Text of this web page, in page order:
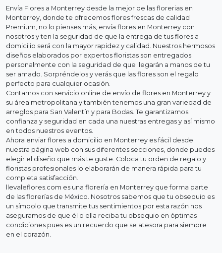
Envía Flores a Monterrey desde la mejor de las florerias en
Monterrey, donde te ofrecemos flores frescas de calidad
Premium, no lo pienses más, envía flores en Monterrey con
nosotros y ten la seguridad de que la entrega de tus flores a
domicilio será con la mayor rapidez y calidad. Nuestros hermosos
diseños elaborados por expertos floristas son entregados
personalmente con la seguridad de que llegarán a manos de tu
ser amado. Sorpréndelos y verás que las flores son el regalo
perfecto para cualquier ocasión.
Contamos con servicio online de envío de flores en Monterrey y
su área metropolitana y también tenemos una gran variedad de
arreglos para San Valentín y para Bodas. Te garantizamos
confianza y seguridad en cada una nuestras entregas y así mismo
en todos nuestros eventos.
Ahora enviar flores a domicilio en Monterrey es fácil desde
nuestra página web con sus diferentes secciones, donde puedes
elegir el diseño que más te guste. Coloca tu orden de regalo y
floristas profesionales lo elaborarán de manera rápida para tu
completa satisfacción.
llevaleflores.com es una florería en Monterrey que forma parte
de las florerías de México. Nosotros sabemos que tu obsequio es
un símbolo que transmite tus sentimientos por esta razón nos
aseguramos de que él o ella reciba tu obsequio en óptimas
condiciones pues es un recuerdo que se atesora para siempre
en el corazón.